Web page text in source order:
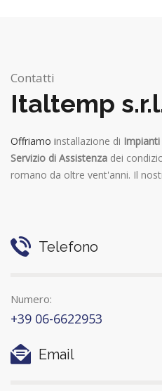
Contatti
Italtemp
Offriamo installazione di
Servizio di Assistenza dei
romano da oltre vent'anni. Il
Telefono
Numero:
+39 06-6622953
Email